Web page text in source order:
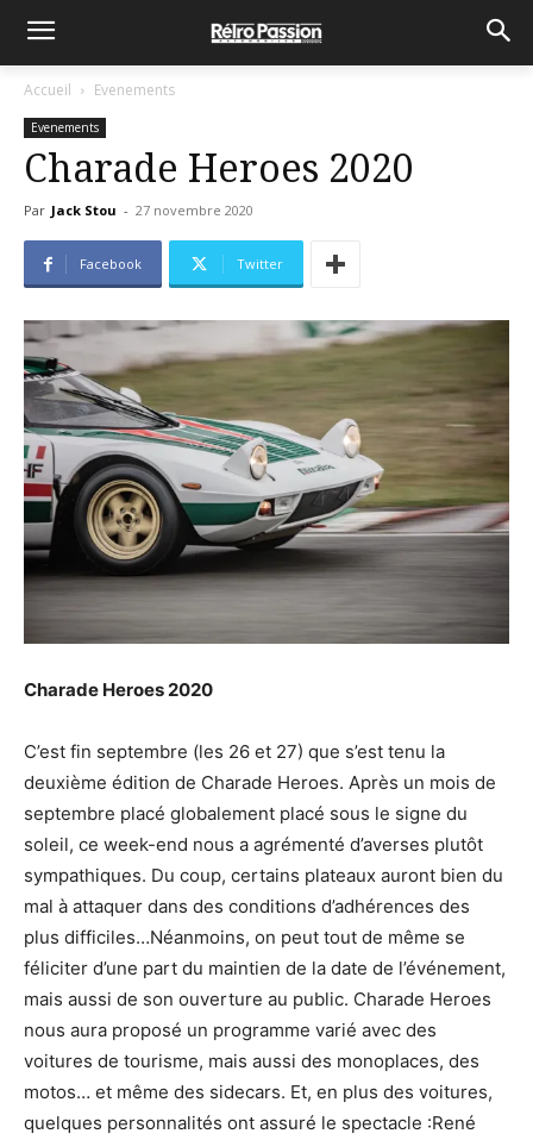
Accueil Evenements
Evenements
Charade Heroes 2020
Par Jack Stou - 27 novembre 2020
Facebook Twitter
Charade Heroes 2020
C’est fin septembre (les 26 et 27) que s’est tenu la
deuxième édition de Charade Heroes. Après un mois de
septembre placé globalement placé sous le signe du
soleil, ce week-end nous a agrémenté d’averses plutôt
sympathiques. Du coup, certains plateaux auront bien du
mal à attaquer dans des conditions d’adhérences des
plus difficiles…Néanmoins, on peut tout de même se
féliciter d’une part du maintien de la date de l’événement,
mais aussi de son ouverture au public. Charade Heroes
nous aura proposé un programme varié avec des
voitures de tourisme, mais aussi des monoplaces, des
motos… et même des sidecars. Et, en plus des voitures,
quelques personnalités ont assuré le spectacle :René